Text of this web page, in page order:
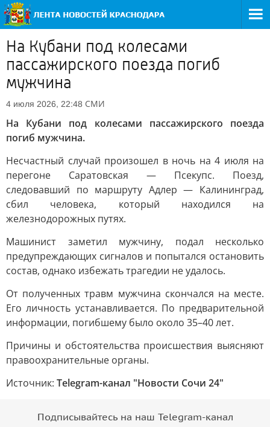
На Кубани под колесами
пассажирского поезда погиб
мужчина
4 июля 2026, 22:48 СМИ
На Кубани под колесами пассажирского поезда
погиб мужчина.
Несчастный случай произошел в ночь на 4 июля на
перегоне Саратовская — Псекупс. Поезд,
следовавший по маршруту Адлер — Калининград,
сбил человека, который находился на
железнодорожных путях.
Машинист заметил мужчину, подал несколько
предупреждающих сигналов и попытался остановить
состав, однако избежать трагедии не удалось.
От полученных травм мужчина скончался на месте.
Его личность устанавливается. По предварительной
информации, погибшему было около 35–40 лет.
Причины и обстоятельства происшествия выясняют
правоохранительные органы.
Источник: Telegram-канал "Новости Сочи 24"
Подписывайтесь на наш Telegram-канал